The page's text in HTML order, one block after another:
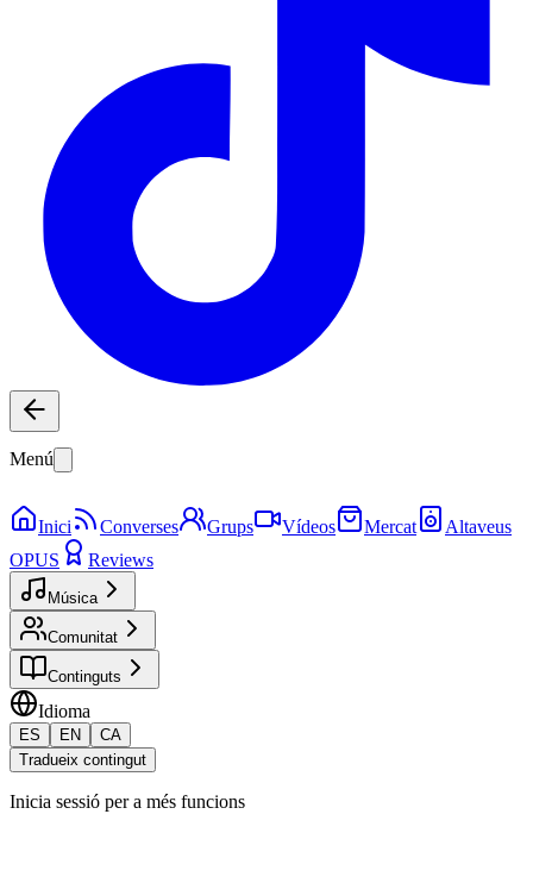
Menú
Inici Converses Grups Vídeos Mercat
Altaveus
OPUS
Reviews
Música
Comunitat
Continguts
Idioma
ES EN
CA
Tradueix contingut
Inicia sessió per a més funcions